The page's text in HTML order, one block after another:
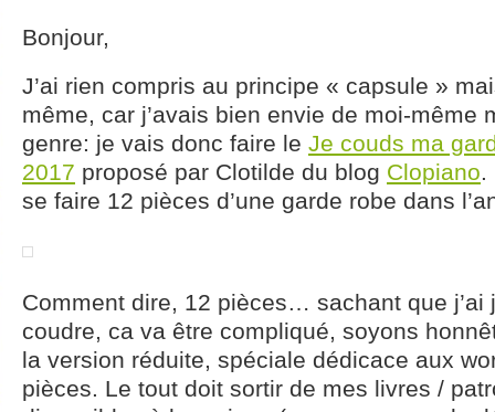
Bonjour,
J’ai rien compris au principe « capsule »
même, car j’avais bien envie de moi-même
genre: je vais donc faire le Je couds ma
2017 proposé par Clotilde du blog Clopiano.
se faire 12 pièces d’une garde robe dans
Comment dire, 12 pièces… sachant que j’ai
coudre, ca va être compliqué, soyons
la version réduite, spéciale dédicace aux
pièces. Le tout doit sortir de mes livres /